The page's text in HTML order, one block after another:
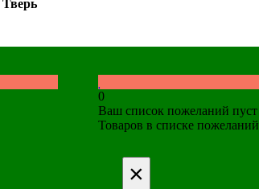
Тверь
0
Ваш список пожеланий пуст
Товаров в списке пожеланий
×